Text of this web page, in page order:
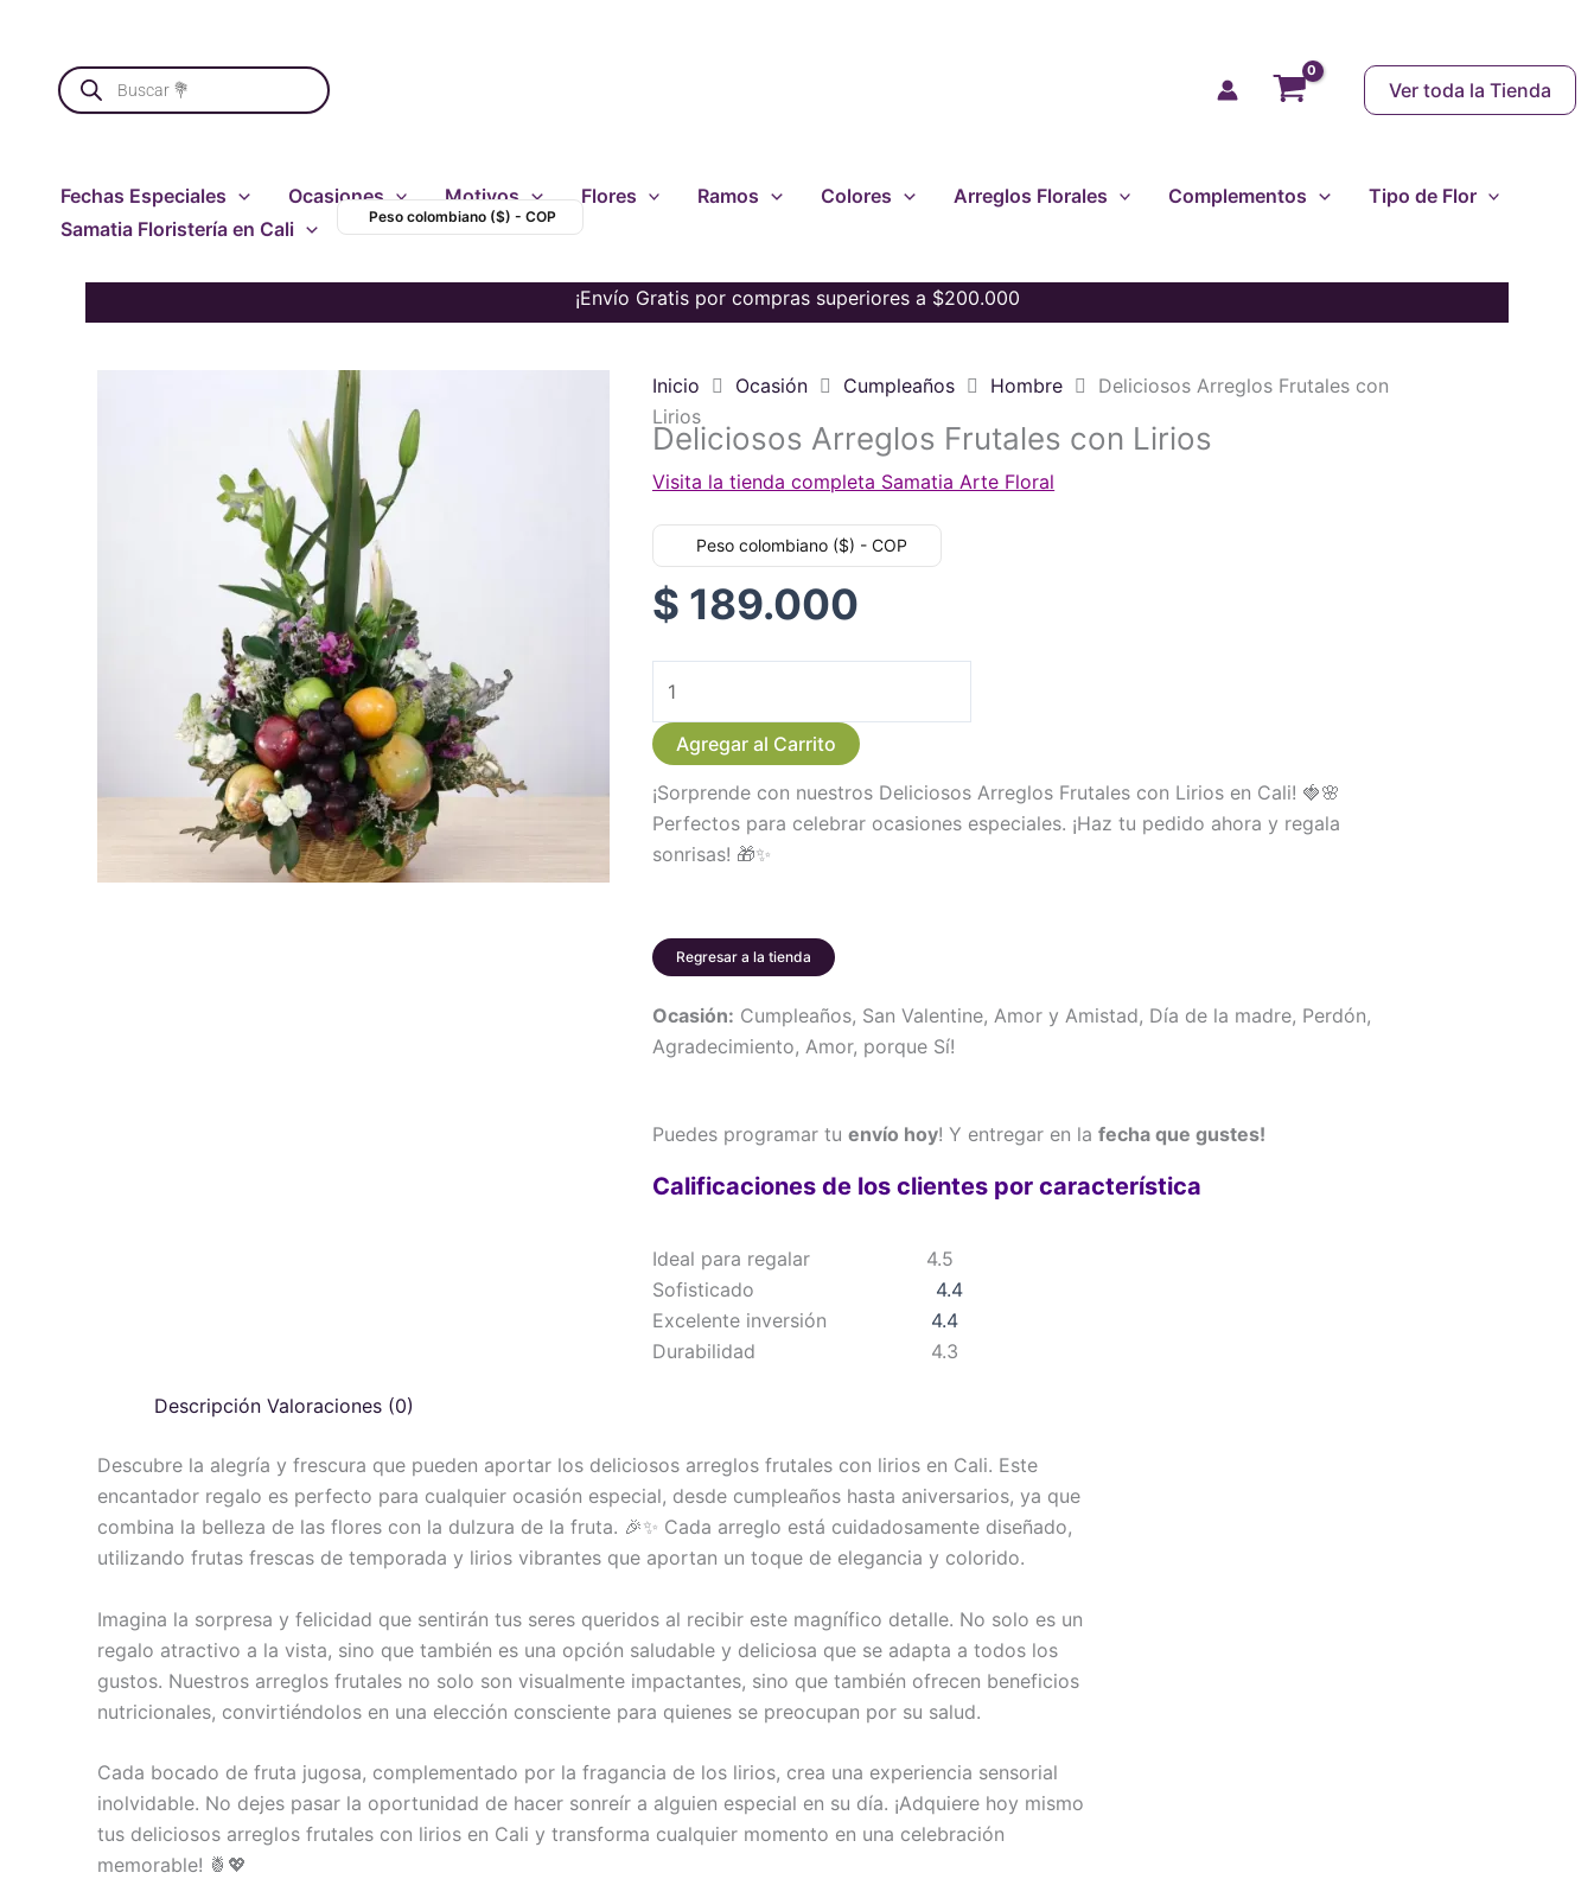
contenidoBúsqueda
de
productos
Ver toda la Tienda
Fechas Especiales Ocasiones Motivos Flores Ramos Colores Arreglos Florales Complementos
Tipo de Flor
Samatia Floristería en Cali
Peso colombiano ($) - COP
¡Envío Gratis por compras superiores a $200.000
Inicio Ocasión Cumpleaños Hombre
Deliciosos Arreglos Frutales con
Lirios
Deliciosos Arreglos Frutales con Lirios
Visita la tienda completa Samatia Arte Floral
Peso colombiano ($) - COP
$ 189.000
Deliciosos
Arreglos
Frutales
con
Lirios
cantidad
Agregar al Carrito
¡Sorprende con nuestros Deliciosos Arreglos Frutales con Lirios en Cali! 🍓🌸
Perfectos para celebrar ocasiones especiales. ¡Haz tu pedido ahora y regala
sonrisas! 🎁✨
Regresar a la tienda
Ocasión: Cumpleaños, San Valentine, Amor y Amistad, Día de la madre, Perdón,
Agradecimiento, Amor, porque Sí!
Puedes programar tuenvío hoy! Y entregar en lafecha que gustes!
Calificaciones de los clientes por característica
Ideal para regalar
4.5
Sofisticado
4.4
Excelente inversión
4.4
Durabilidad
4.3
Descripción Valoraciones (0)
Descubre la alegría y frescura que pueden aportar los deliciosos arreglos frutales con lirios en Cali. Este
encantador regalo es perfecto para cualquier ocasión especial, desde cumpleaños hasta aniversarios, ya que
combina la belleza de las flores con la dulzura de la fruta. 🎉✨ Cada arreglo está cuidadosamente diseñado,
utilizando frutas frescas de temporada y lirios vibrantes que aportan un toque de elegancia y colorido.
Imagina la sorpresa y felicidad que sentirán tus seres queridos al recibir este magnífico detalle. No solo es un
regalo atractivo a la vista, sino que también es una opción saludable y deliciosa que se adapta a todos los
gustos. Nuestros arreglos frutales no solo son visualmente impactantes, sino que también ofrecen beneficios
nutricionales, convirtiéndolos en una elección consciente para quienes se preocupan por su salud.
Cada bocado de fruta jugosa, complementado por la fragancia de los lirios, crea una experiencia sensorial
inolvidable. No dejes pasar la oportunidad de hacer sonreír a alguien especial en su día. ¡Adquiere hoy mismo
tus deliciosos arreglos frutales con lirios en Cali y transforma cualquier momento en una celebración
memorable! 🍍💖